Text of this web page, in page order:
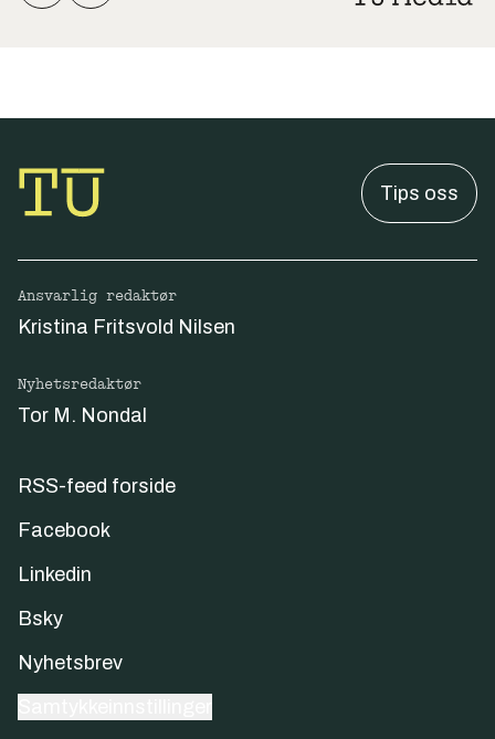
Tips oss
Ansvarlig redaktør
Kristina Fritsvold Nilsen
Nyhetsredaktør
Tor M. Nondal
RSS-feed forside
Facebook
Linkedin
Bsky
Nyhetsbrev